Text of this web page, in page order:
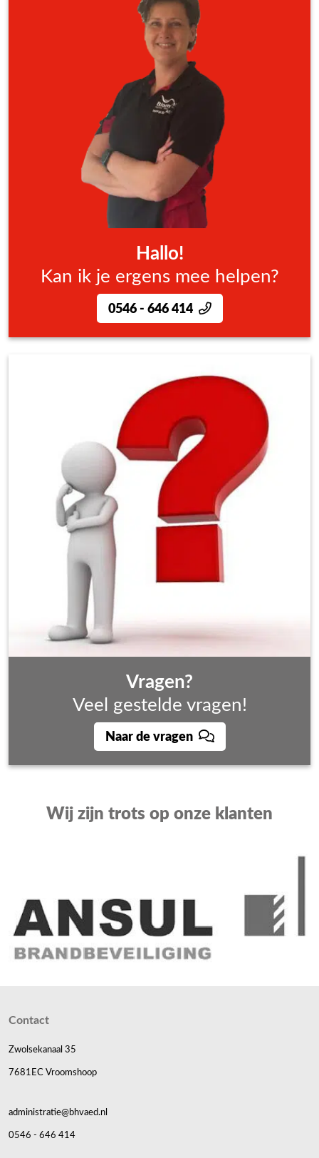
Hallo!
Kan ik je ergens mee helpen?
0546 - 646 414
Vragen?
Veel gestelde vragen!
Naar de vragen
Wij zijn trots op onze klanten
Contact
Zwolsekanaal 35
7681EC Vroomshoop
administratie@bhvaed.nl
0546 - 646 414